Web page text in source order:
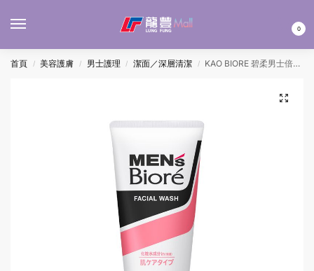
0
首頁 / 美容護膚 / 男士護理 / 潔面／深層清潔 / KAO BIORE 碧柔男士倍爽水潤洗面啫喱 130G